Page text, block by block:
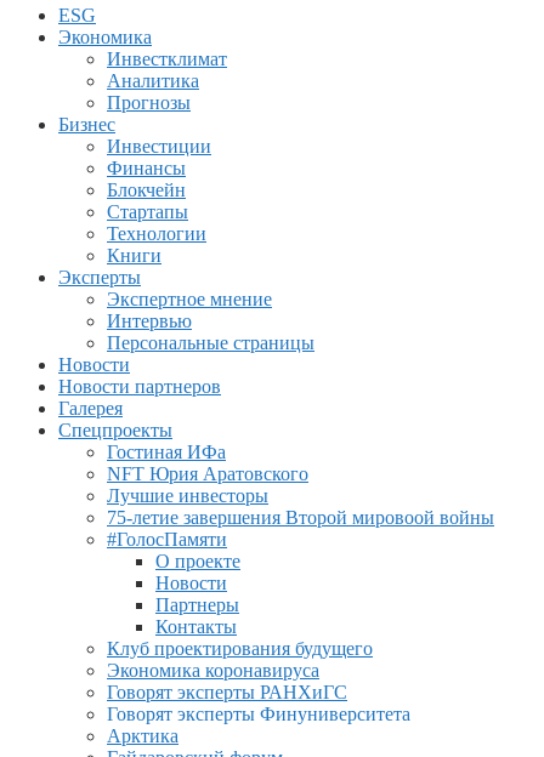
ESG
Экономика
Инвестклимат
Аналитика
Прогнозы
Бизнес
Инвестиции
Финансы
Блокчейн
Стартапы
Технологии
Книги
Эксперты
Экспертное мнение
Интервью
Персональные страницы
Новости
Новости партнеров
Галерея
Спецпроекты
Гостиная ИФа
NFT Юрия Аратовского
Лучшие инвесторы
75-летие завершения Второй мировоой войны
#ГолосПамяти
О проекте
Новости
Партнеры
Контакты
Клуб проектирования будущего
Экономика коронавируса
Говорят эксперты РАНХиГС
Говорят эксперты Финуниверситета
Арктика